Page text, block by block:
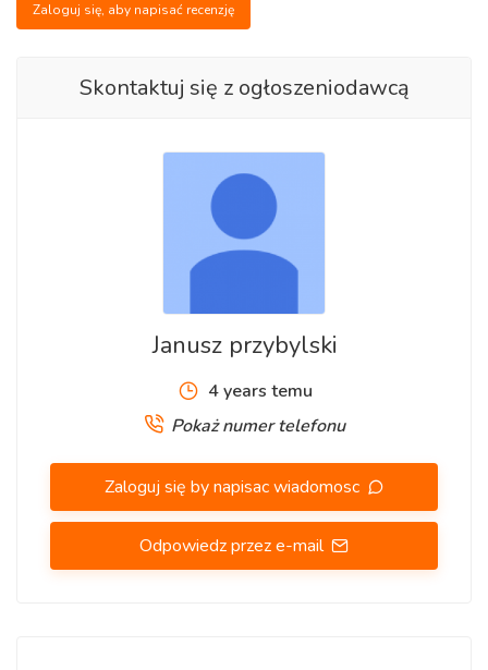
Zaloguj się, aby napisać recenzję
Skontaktuj się z ogłoszeniodawcą
Janusz przybylski
4 years temu
Pokaż numer telefonu
Zaloguj się by napisac wiadomosc
Odpowiedz przez e-mail